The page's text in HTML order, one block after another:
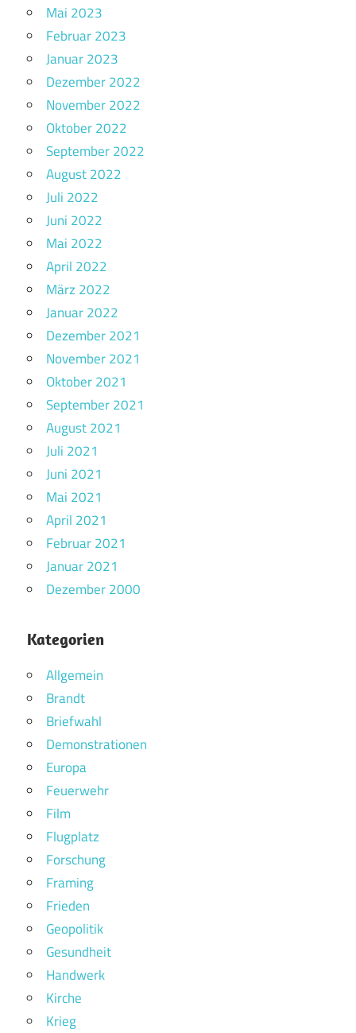
Mai 2023
Februar 2023
Januar 2023
Dezember 2022
November 2022
Oktober 2022
September 2022
August 2022
Juli 2022
Juni 2022
Mai 2022
April 2022
März 2022
Januar 2022
Dezember 2021
November 2021
Oktober 2021
September 2021
August 2021
Juli 2021
Juni 2021
Mai 2021
April 2021
Februar 2021
Januar 2021
Dezember 2000
Kategorien
Allgemein
Brandt
Briefwahl
Demonstrationen
Europa
Feuerwehr
Film
Flugplatz
Forschung
Framing
Frieden
Geopolitik
Gesundheit
Handwerk
Kirche
Krieg